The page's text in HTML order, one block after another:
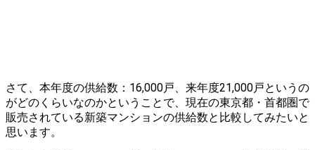
さて、本年度の供給数：16,000戸、来年度21,000戸というの
がどのくらいなのかということで、現在の東京都・首都圏で
販売されている新築マンションの供給数と比較してみたいと
思います。